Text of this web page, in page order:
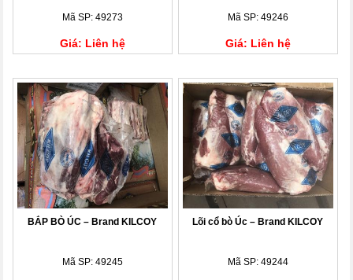
Mã SP: 49273
Giá: Liên hệ
Mã SP: 49246
Giá: Liên hệ
BẮP BÒ ÚC – Brand KILCOY
Mã SP: 49245
Lõi cổ bò Úc – Brand KILCOY
Mã SP: 49244